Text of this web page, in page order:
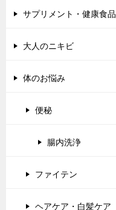
サプリメント・健康食品
大人のニキビ
体のお悩み
便秘
腸内洗浄
ファイテン
ヘアケア・白髪ケア